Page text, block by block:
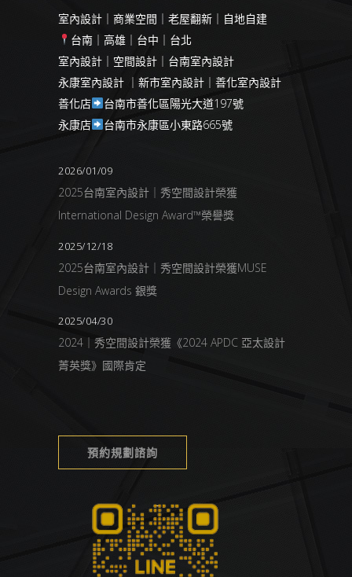
室內設計｜商業空間｜老屋翻新｜自地自建
台南｜高雄｜台中｜台北
室內設計｜空間設計｜台南室內設計
永康室內設計 ｜新市室內設計｜善化室內設計
善化店
台南市善化區陽光大道197號
永康店
台南市永康區小東路665號
2026/01/09
2025台南室內設計｜秀空間設計榮獲
International Design Award™榮譽獎
2025/12/18
2025台南室內設計｜秀空間設計榮獲MUSE
Design Awards 銀獎
2025/04/30
2024｜秀空間設計榮獲《2024 APDC 亞太設計
菁英獎》國際肯定
預約規劃諮詢